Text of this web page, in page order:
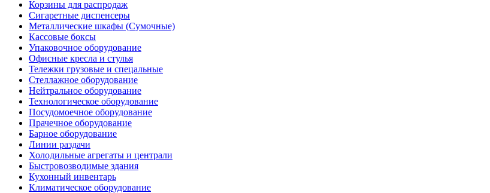
Корзины для распродаж
Сигаретные диспенсеры
Металлические шкафы (Сумочные)
Кассовые боксы
Упаковочное оборудование
Офисные кресла и стулья
Тележки грузовые и спецальные
Стеллажное оборудование
Нейтральное оборудование
Технологическое оборудование
Посудомоечное оборудование
Прачечное оборудование
Барное оборудование
Линии раздачи
Холодильные агрегаты и централи
Быстровозводимые здания
Кухонный инвентарь
Климатическое оборудование